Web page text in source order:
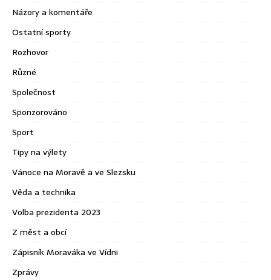
Názory a komentáře
Ostatní sporty
Rozhovor
Různé
Společnost
Sponzorováno
Sport
Tipy na výlety
Vánoce na Moravě a ve Slezsku
Věda a technika
Volba prezidenta 2023
Z měst a obcí
Zápisník Moraváka ve Vídni
Zprávy